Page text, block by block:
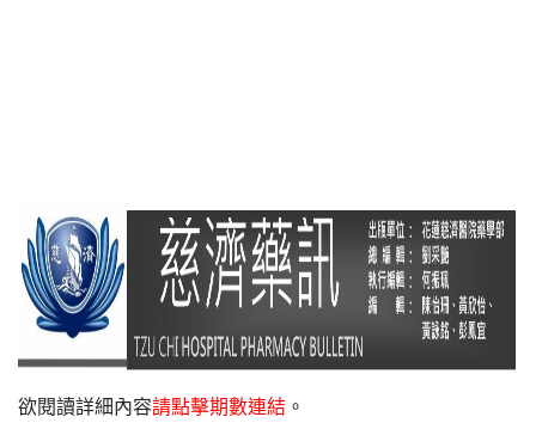
欲閱讀詳細內容請點擊期數連結 。